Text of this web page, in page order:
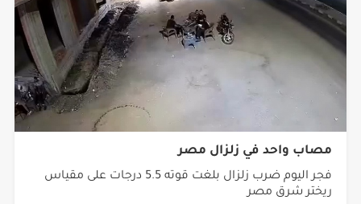
مصاب واحد في زلزال مصر
فجر اليوم ضرب زلزال بلغت قوته 5.5 درجات على مقياس
ريختر شرق مصر